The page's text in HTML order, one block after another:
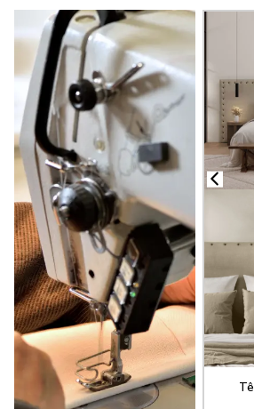
options en lin ou en
répondre à toutes vos
plus de leur esthétique
dosserets de lit offrent
fonctionnalité
spécialement conçus
soutien supplémentaire
votre corps, rendant la
détente dans votre lit
agréable.
avec une attention
qualité et aux détails,
en tissu
variété de couleurs
bleu paon, le rose
d’autres. Chaque tête
peut être assortie à
notre collection, tels
stores bateaux,
lit. Toutes nos têtes de
personnalisées
livraison gratuite en
minimum de
réductions sur volume
-15%.